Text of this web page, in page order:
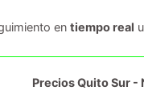
en tiempo real
Precios Quito Sur -